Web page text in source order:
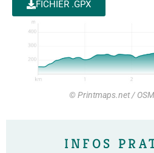
FICHIER .GPX
© Printmaps.net /
INFOS